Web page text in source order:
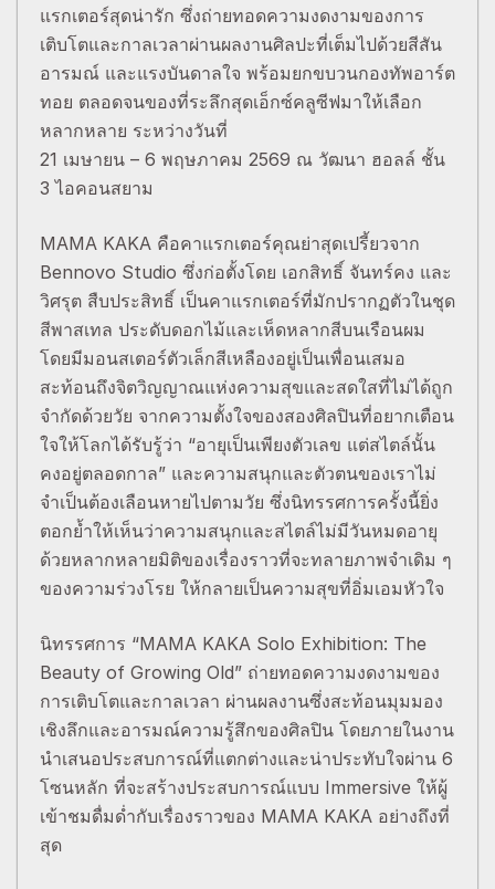
แรกเตอร์สุดน่ารัก ซึ่งถ่ายทอดความงดงามของการ
เติบโตและกาลเวลาผ่านผลงานศิลปะที่เต็มไปด้วยสีสัน
อารมณ์ และแรงบันดาลใจ พร้อมยกขบวนกองทัพอาร์ต
ทอย ตลอดจนของที่ระลึกสุดเอ็กซ์คลูซีฟมาให้เลือก
หลากหลาย ระหว่างวันที่
21 เมษายน – 6 พฤษภาคม 2569 ณ วัฒนา ฮอลล์ ชั้น
3 ไอคอนสยาม
MAMA KAKA คือคาแรกเตอร์คุณย่าสุดเปรี้ยวจาก
Bennovo Studio ซึ่งก่อตั้งโดย เอกสิทธิ์ จันทร์คง และ
วิศรุต สืบประสิทธิ์ เป็นคาแรกเตอร์ที่มักปรากฏตัวในชุด
สีพาสเทล ประดับดอกไม้และเห็ดหลากสีบนเรือนผม
โดยมีมอนสเตอร์ตัวเล็กสีเหลืองอยู่เป็นเพื่อนเสมอ
สะท้อนถึงจิตวิญญาณแห่งความสุขและสดใสที่ไม่ได้ถูก
จำกัดด้วยวัย จากความตั้งใจของสองศิลปินที่อยากเตือน
ใจให้โลกได้รับรู้ว่า “อายุเป็นเพียงตัวเลข แต่สไตล์นั้น
คงอยู่ตลอดกาล” และความสนุกและตัวตนของเราไม่
จำเป็นต้องเลือนหายไปตามวัย ซึ่งนิทรรศการครั้งนี้ยิ่ง
ตอกย้ำให้เห็นว่าความสนุกและสไตล์ไม่มีวันหมดอายุ
ด้วยหลากหลายมิติของเรื่องราวที่จะทลายภาพจำเดิม ๆ
ของความร่วงโรย ให้กลายเป็นความสุขที่อิ่มเอมหัวใจ
นิทรรศการ “MAMA KAKA Solo Exhibition: The
Beauty of Growing Old” ถ่ายทอดความงดงามของ
การเติบโตและกาลเวลา ผ่านผลงานซึ่งสะท้อนมุมมอง
เชิงลึกและอารมณ์ความรู้สึกของศิลปิน โดยภายในงาน
นำเสนอประสบการณ์ที่แตกต่างและน่าประทับใจผ่าน 6
โซนหลัก ที่จะสร้างประสบการณ์แบบ Immersive ให้ผู้
เข้าชมดื่มด่ำกับเรื่องราวของ MAMA KAKA อย่างถึงที่
สุด